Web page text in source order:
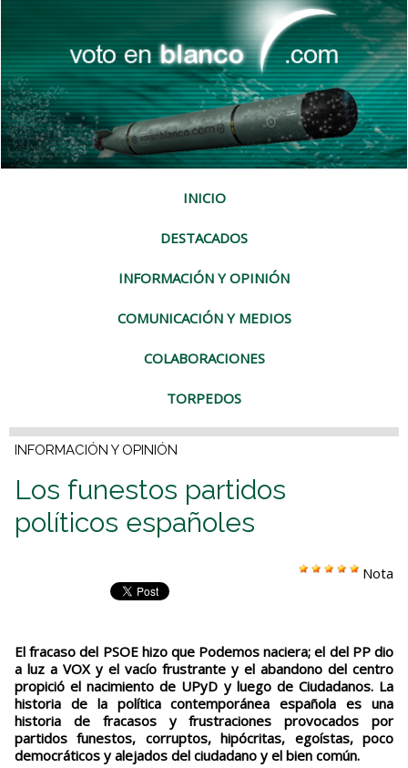
INICIO
DESTACADOS
INFORMACIÓN Y OPINIÓN
COMUNICACIÓN Y MEDIOS
COLABORACIONES
TORPEDOS
INFORMACIÓN Y OPINIÓN
Los funestos partidos
políticos españoles
Nota
El fracaso del PSOE hizo que Podemos naciera; el del PP dio
a luz a VOX y el vacío frustrante y el abandono del centro
propició el nacimiento de UPyD y luego de Ciudadanos. La
historia de la política contemporánea española es una
historia de fracasos y frustraciones provocados por
partidos funestos, corruptos, hipócritas, egoístas, poco
democráticos y alejados del ciudadano y el bien común.